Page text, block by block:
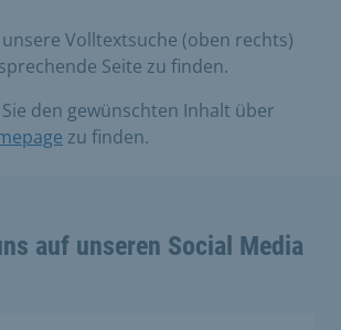
Volltextsuche (oben rechts)
Seite zu finden.
den gewünschten Inhalt über
zu finden.
auf unseren Social Media